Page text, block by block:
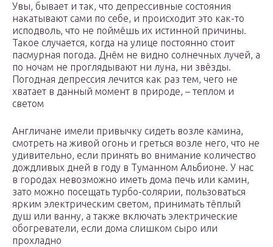
Увы, бывает и так, что депрессивные состояния
накатывают сами по себе, и происходит это как-то
исподволь, что не поймёшь их истинной причины.
Такое случается, когда на улице постоянно стоит
пасмурная погода. Днём не видно солнечных лучей, а
по ночам не проглядывают ни луна, ни звёзды.
Погодная депрессия лечится как раз тем, чего не
хватает в данный момент в природе, – теплом и
светом
Англичане имели привычку сидеть возле камина,
смотреть на живой огонь и греться возле него, что не
удивительно, если принять во внимание количество
дождливых дней в году в Туманном Альбионе. У нас
в городах невозможно иметь дома печь или камин,
зато можно посещать турбо-солярии, пользоваться
ярким электрическим светом, принимать тёплый
душ или ванну, а также включать электрические
обогреватели, если дома слишком сыро или
прохладно